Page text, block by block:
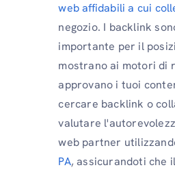
web affidabili a cui
negozio. I backlink
importante per il
mostrano ai motori di
approvano i tuoi
cercare backlink o
valutare
web partner
PA, assicurandoti che